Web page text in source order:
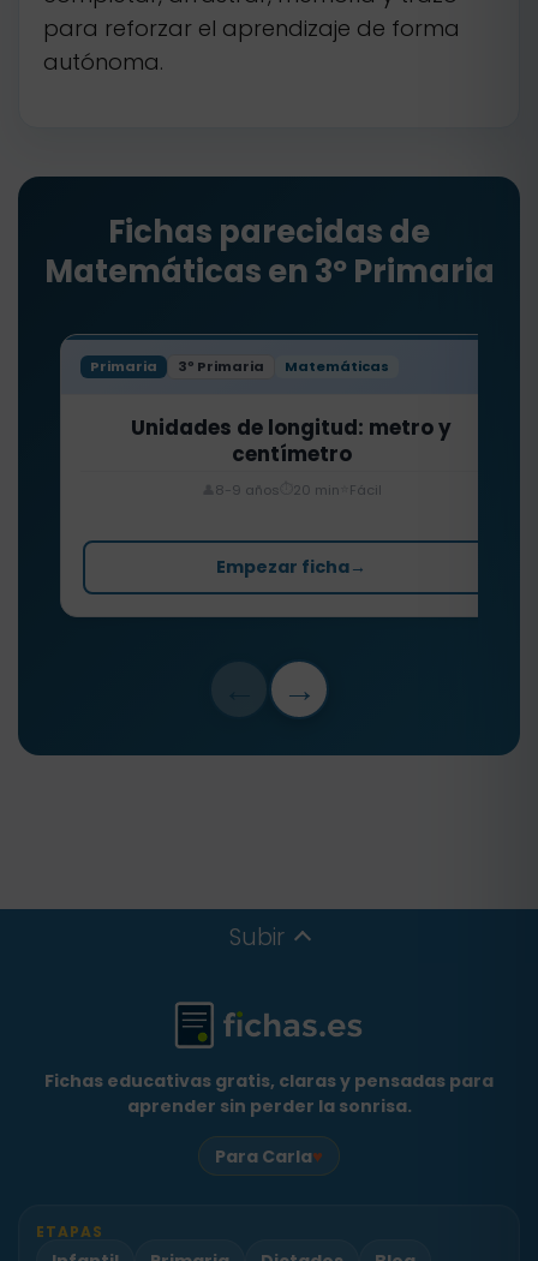
para reforzar el aprendizaje de forma
autónoma.
Fichas parecidas de
Matemáticas en 3º Primaria
Primaria 3º Primaria Matemáticas
Unidades de longitud: metro y
centímetro
8-9 años 20 min Fácil
Empezar ficha→
→
Subir
Fichas educativas gratis, claras y pensadas para
aprender sin perder la sonrisa.
Para Carla♥
ETAPAS